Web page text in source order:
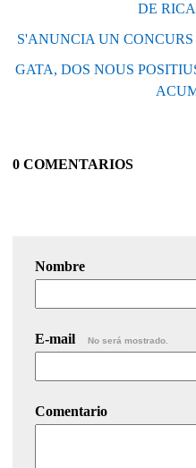
DE
S'ANUNCIA UN
GATA, DOS NOUS
0 COMENTARIOS
Nombre
E-mail No será mostrado.
Comentario